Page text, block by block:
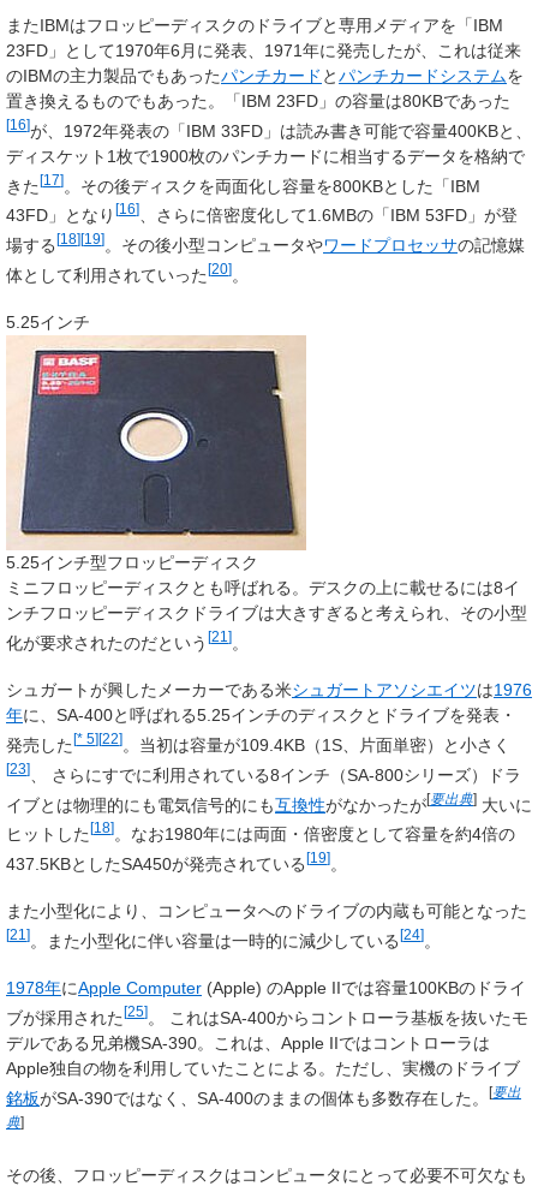
またIBMはフロッピーディスクのドライブと専用メディアを「IBM
23FD」として1970年6月に発表、1971年に発売したが、これは従来
のIBMの主力製品でもあったパンチカード とパンチカードシステムを
置き換えるものでもあった。「IBM 23FD」の容量は80KBであった
[16]が、1972年発表の「IBM 33FD」は読み書き可能で容量400KBと、
ディスケット1枚で1900枚のパンチカードに相当するデータを格納で
きた[17]。その後ディスクを両面化し容量を800KBとした「IBM
43FD」となり [16]
、さらに倍密度化して1.6MBの「IBM 53FD」が登
場する[18][19]。その後小型コンピュータやワードプロセッサの記憶媒
体として利用されていった[20]。
5.25インチ
5.25インチ型フロッピーディスク
ミニフロッピーディスク とも呼ばれる。デスクの上に載せるには8イ
ンチフロッピーディスクドライブは大きすぎると考えられ、その小型
化が要求されたのだという [21 ]。
シュガートが興したメーカーである米シュガートアソシエイツは1976
年に、SA-400と呼ばれる5.25インチのディスクとドライブを発表・
発売した [* 5][22] 。当初は容量が109.4KB（1S、片面単密）と小さく
[23]
さらにすでに利用されている8インチ（SA-800シリーズ）ドラ
イブとは物理的にも電気信号的にも互換性がなかったが[要出典] 大いに
ヒットした [18] 。なお1980年には両面・倍密度として容量を約4倍の
437.5KBとしたSA450が発売されている[19]。
また小型化により、コンピュータへのドライブの内蔵も可能となった
[21 ] 。また小型化に伴い容量は一時的に減少している [24] 。
1978年にApple Computer (Apple) のApple IIでは容量100KBのドライ
ブが採用された [25] 。
これはSA-400からコントローラ基板を抜いたモ
デルである兄弟機SA-390。これは、Apple IIではコントローラは
Apple独自の物を利用していたことによる。ただし、実機のドライブ
銘板がSA-390ではなく、SA-400のままの個体も多数存在した。 [要出
典]
その後、フロッピーディスクはコンピュータにとって必要不可欠なも